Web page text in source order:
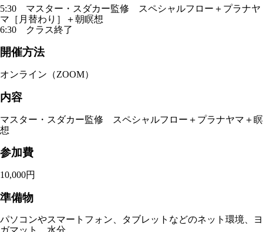
5:30 マスター・スダカー監修 スペシャルフロー＋プラナヤ
マ［月替わり］＋朝瞑想
6:30 クラス終了
開催方法
オンライン（ZOOM）
内容
マスター・スダカー監修 スペシャルフロー＋プラナヤマ＋瞑
想
参加費
10,000円
準備物
パソコンやスマートフォン、タブレットなどのネット環境、ヨ